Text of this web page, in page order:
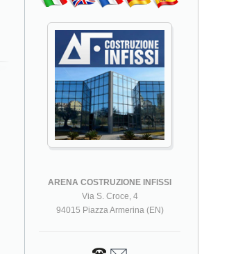
ARENA COSTRUZIONE INFISSI
Via S. Croce, 4
94015 Piazza Armerina (EN)